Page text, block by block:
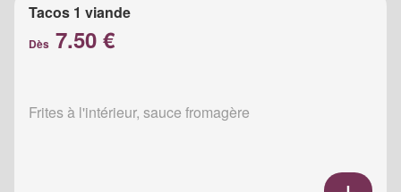
Tacos 1 viande
Dès 7.50 €
Frites à l'intérieur, sauce fromagère